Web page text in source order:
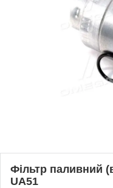
Фільтр паливний
UA51